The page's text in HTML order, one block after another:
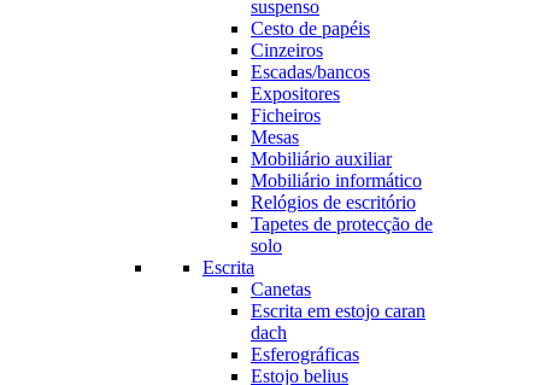
suspenso
Cesto de papéis
Cinzeiros
Escadas/bancos
Expositores
Ficheiros
Mesas
Mobiliário auxiliar
Mobiliário informático
Relógios de escritório
Tapetes de protecção de
solo
Escrita
Canetas
Escrita em estojo caran
dach
Esferográficas
Estojo belius